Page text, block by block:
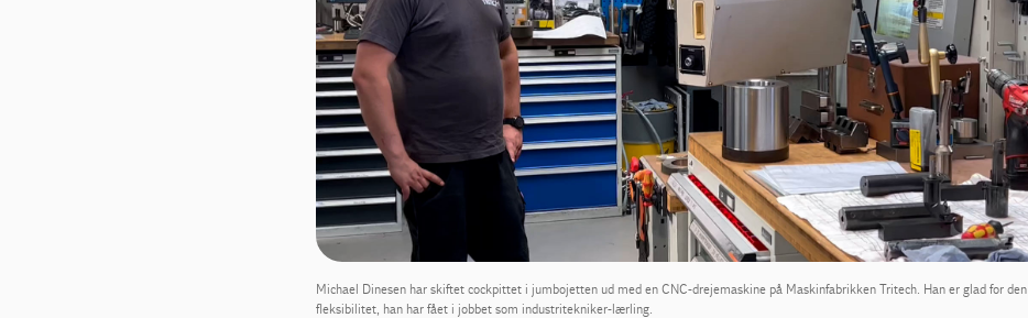
Michael Dinesen har skiftet cockpittet i jumbojetten ud med en CNC-drejemaskine på Maskinfabrikken Tritech. Han er glad for den
fleksibilitet, han har fået i jobbet som industritekniker-lærling.